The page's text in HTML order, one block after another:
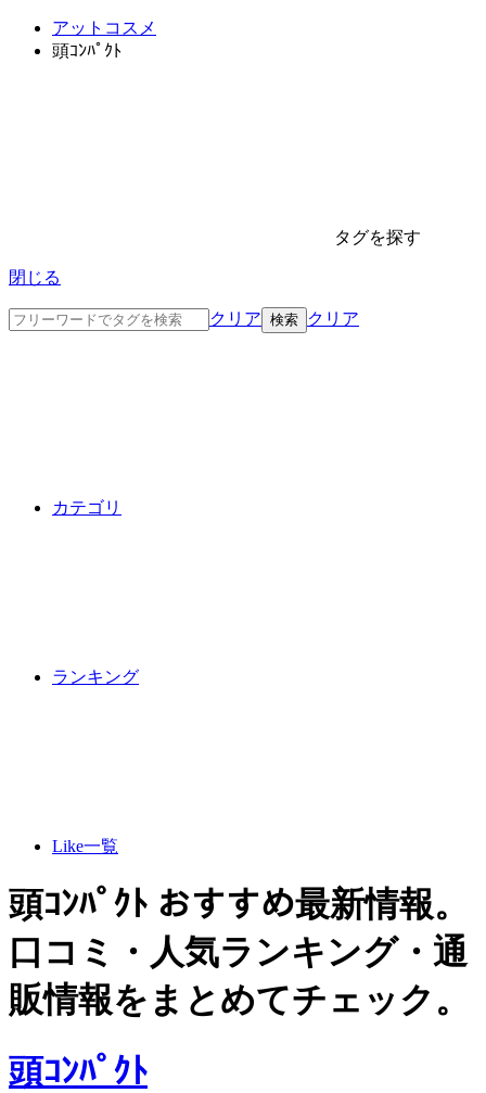
アットコスメ
頭ｺﾝﾊﾟｸﾄ
タグを探す
閉じる
クリア クリア
カテゴリ
ランキング
Like一覧
頭ｺﾝﾊﾟｸﾄ おすすめ最新情報。
口コミ・人気ランキング・通
販情報をまとめてチェック。
頭ｺﾝﾊﾟｸﾄ